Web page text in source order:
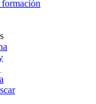
formación